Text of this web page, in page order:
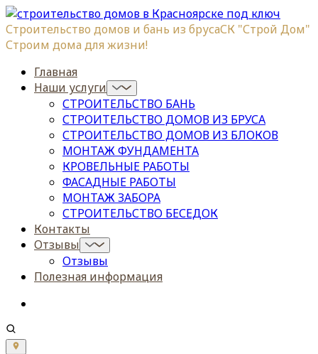
Строительство домов и бань из брусаСК "Строй Дом"
Строим дома для жизни!
Главная
Наши услуги
СТРОИТЕЛЬСТВО БАНЬ
СТРОИТЕЛЬСТВО ДОМОВ ИЗ БРУСА
СТРОИТЕЛЬСТВО ДОМОВ ИЗ БЛОКОВ
МОНТАЖ ФУНДАМЕНТА
КРОВЕЛЬНЫЕ РАБОТЫ
ФАСАДНЫЕ РАБОТЫ
МОНТАЖ ЗАБОРА
СТРОИТЕЛЬСТВО БЕСЕДОК
Контакты
Отзывы
Отзывы
Полезная информация